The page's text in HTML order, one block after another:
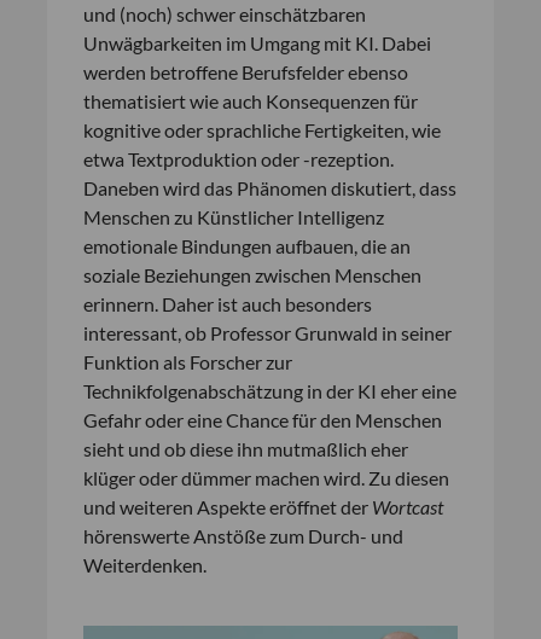
und (noch) schwer einschätzbaren
Unwägbarkeiten im Umgang mit KI. Dabei
werden betroffene Berufsfelder ebenso
thematisiert wie auch Konsequenzen für
kognitive oder sprachliche Fertigkeiten, wie
etwa Textproduktion oder -rezeption.
Daneben wird das Phänomen diskutiert, dass
Menschen zu Künstlicher Intelligenz
emotionale Bindungen aufbauen, die an
soziale Beziehungen zwischen Menschen
erinnern. Daher ist auch besonders
interessant, ob Professor Grunwald in seiner
Funktion als Forscher zur
Technikfolgenabschätzung in der KI eher eine
Gefahr oder eine Chance für den Menschen
sieht und ob diese ihn mutmaßlich eher
klüger oder dümmer machen wird. Zu diesen
und weiteren Aspekte eröffnet der Wortcast
hörenswerte Anstöße zum Durch- und
Weiterdenken.